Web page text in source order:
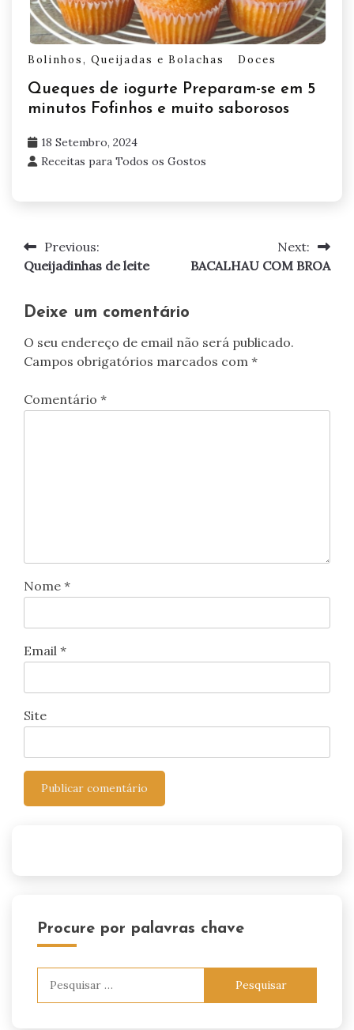
Bolinhos, Queijadas e Bolachas Doces
Queques de iogurte Preparam-se em 5
minutos Fofinhos e muito saborosos
18 Setembro, 2024
Receitas para Todos os Gostos
Navegação
de
artigos
Previous:
Queijadinhas de leite
Next:
BACALHAU COM BROA
Deixe um comentário
O seu endereço de email não será publicado.
Campos obrigatórios marcados com *
Comentário *
Nome *
Email *
Site
Procure por palavras chave